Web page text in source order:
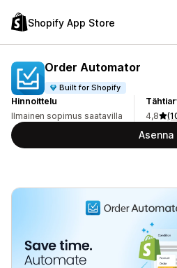
Shopify App Store
Order Automator
Built for Shopify
Hinnoittelu
Ilmainen sopimus saatavilla
4,8
Asenna